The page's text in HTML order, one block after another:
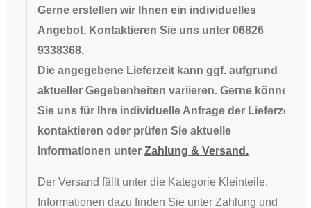
Gerne erstellen wir Ihnen ein individuelles
Angebot. Kontaktieren Sie uns unter 06826
9338368.
Die angegebene Lieferzeit kann ggf. aufgrund
aktueller Gegebenheiten variieren. Gerne können
Sie uns für Ihre individuelle Anfrage der Lieferzeit
kontaktieren oder prüfen Sie aktuelle
Informationen unter Zahlung & Versand.
Der Versand fällt unter die Kategorie Kleinteile,
Informationen dazu finden Sie unter Zahlung und